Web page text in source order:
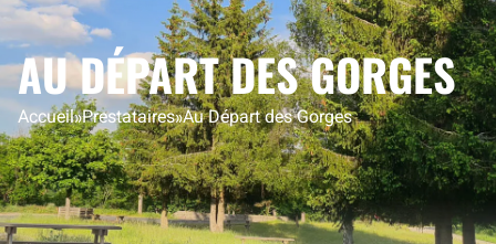
AU DÉPART DES GORGES
Accueil»Prestataires»Au Départ des Gorges